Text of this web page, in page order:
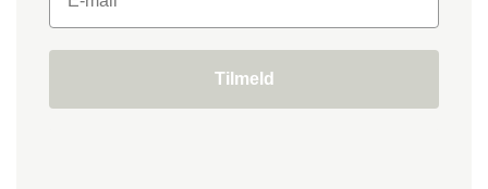
Tilmeld